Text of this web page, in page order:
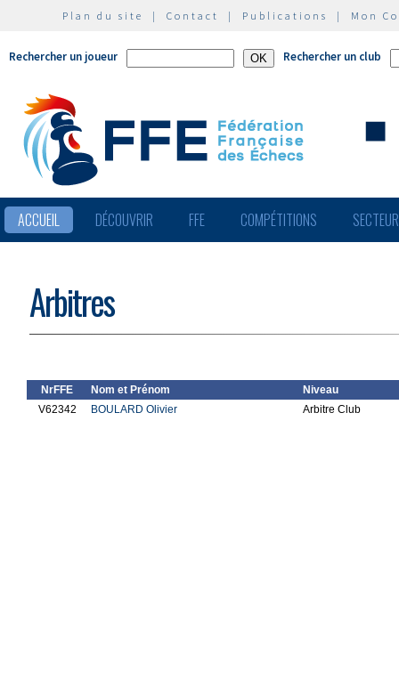
Plan du site | Contact | Publications | Mon
Rechercher un joueur Rechercher un club
ACCUEIL DÉCOUVRIR FFE COMPÉTITIONS
Arbitres
NrFFE Nom et Prénom
Niveau
V62342
BOULARD Olivier Arbitre Club